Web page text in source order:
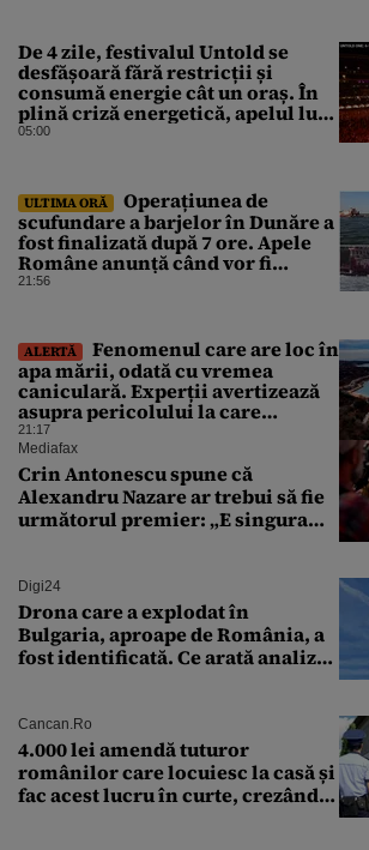
De 4 zile, festivalul Untold se
desfășoară fără restricții și
consumă energie cât un oraș. În
plină criză energetică, apelul lui
Bolojan de economisire a
partid, Emil Boc
05:00
ULTIMA ORĂ
Operațiunea de
scufundare a barjelor în Dunăre a
fost finalizată după 7 ore. Apele
Române anunță când vor fi
simțite efectele
21:56
ALERTĂ
Fenomenul care are loc în
apa mării, odată cu vremea
caniculară. Experții avertizează
asupra pericolului la care
oamenii pot fi expuși
21:17
Mediafax
Crin Antonescu spune că
Alexandru Nazare ar trebui să fie
următorul premier: „E singura
Digi24
Drona care a explodat în
Bulgaria, aproape de România, a
fost identificată. Ce arată analiza
Cancan.ro
4.000 lei amendă tuturor
românilor care locuiesc la casă și
fac acest lucru în curte, crezând